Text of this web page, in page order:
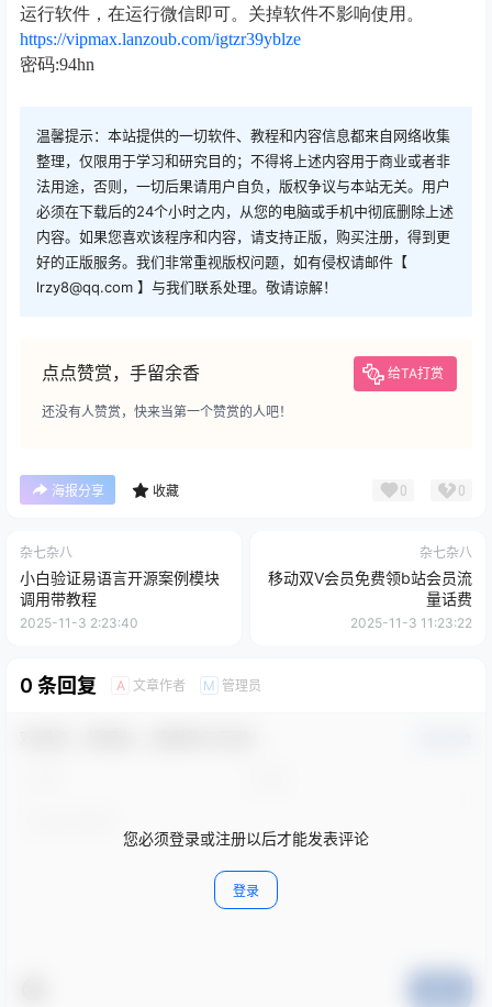
运行软件，在运行微信即可。关掉软件不影响使用。
https://vipmax.lanzoub.com/igtzr39yblze
密码:94hn
温馨提示：本站提供的一切软件、教程和内容信息都来自网络收集
整理，仅限用于学习和研究目的；不得将上述内容用于商业或者非
法用途，否则，一切后果请用户自负，版权争议与本站无关。用户
必须在下载后的24个小时之内，从您的电脑或手机中彻底删除上述
内容。如果您喜欢该程序和内容，请支持正版，购买注册，得到更
好的正版服务。我们非常重视版权问题，如有侵权请邮件【
lrzy8@qq.com 】与我们联系处理。敬请谅解！
点点赞赏，手留余香 给TA打赏
还没有人赞赏，快来当第一个赞赏的人吧！
海报分享 收藏 0 0
杂七杂八
小白验证易语言开源案例模块
调用带教程
2025-11-3 2:23:40
杂七杂八
移动双V会员免费领b站会员流
量话费
2025-11-3 11:23:22
0 条回复 A 文章作者 M 管理员
您必须登录或注册以后才能发表评论
登录